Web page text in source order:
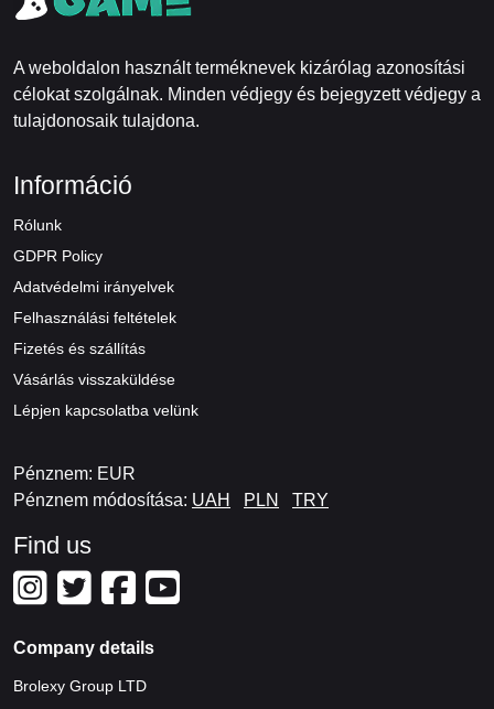
A weboldalon használt terméknevek kizárólag azonosítási
célokat szolgálnak. Minden védjegy és bejegyzett védjegy a
tulajdonosaik tulajdona.
Információ
Rólunk
GDPR Policy
Adatvédelmi irányelvek
Felhasználási feltételek
Fizetés és szállítás
Vásárlás visszaküldése
Lépjen kapcsolatba velünk
Pénznem: EUR
Pénznem módosítása: UAH PLN TRY
Find us
Company details
Brolexy Group LTD